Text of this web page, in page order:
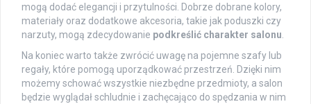
mogą dodać elegancji i przytulności. Dobrze dobrane kolory,
materiały oraz dodatkowe akcesoria, takie jak poduszki czy
narzuty, mogą zdecydowanie podkreślić charakter salonu.
Na koniec warto także zwrócić uwagę na pojemne szafy lub
regały, które pomogą uporządkować przestrzeń. Dzięki nim
możemy schować wszystkie niezbędne przedmioty, a salon
będzie wyglądał schludnie i zachęcająco do spędzania w nim